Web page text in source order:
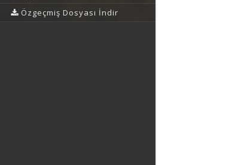
Özgeçmiş Dosyası İndir